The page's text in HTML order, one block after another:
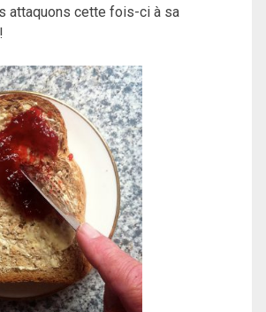
attaquons cette fois-ci à sa